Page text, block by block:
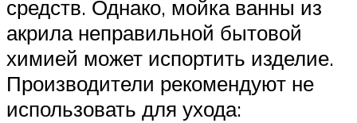
средств. Однако, мойка ванны из
акрила неправильной бытовой
химией может испортить изделие.
Производители рекомендуют не
использовать для ухода: